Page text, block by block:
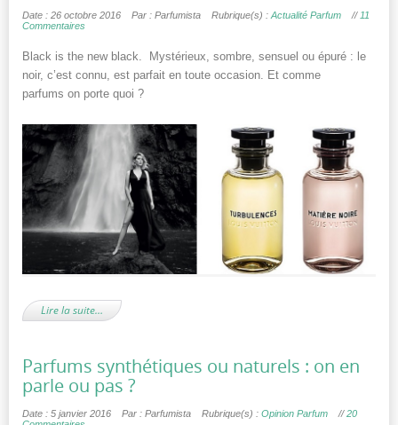
Date : 26 octobre 2016 Par : Parfumista Rubrique(s) : Actualité Parfum // 11
Commentaires
Black is the new black. Mystérieux, sombre, sensuel ou épuré : le
noir, c’est connu, est parfait en toute occasion. Et comme
parfums on porte quoi ?
Lire la suite…
Parfums synthétiques ou naturels : on en
parle ou pas ?
Date : 5 janvier 2016 Par : Parfumista Rubrique(s) : Opinion Parfum //20